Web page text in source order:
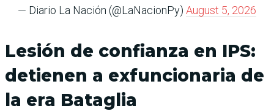
— Diario La Nación (@LaNacionPy) August 5, 2026
Lesión de confianza en IPS:
detienen a exfuncionaria de
la era Bataglia